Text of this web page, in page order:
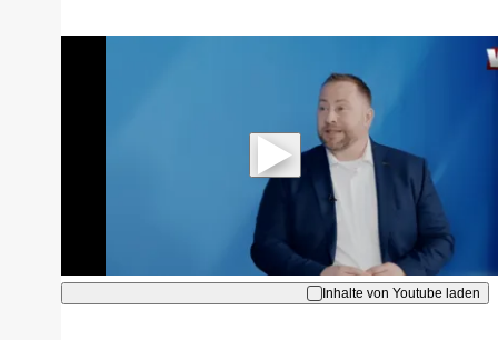
Mit der Wiedergabe dieses Videos
werden Daten an Youtube übertragen.
Hinweise dazu erhalten Sie in der
Datenschutzerklärung
Akzeptieren
Inhalte von Youtube laden